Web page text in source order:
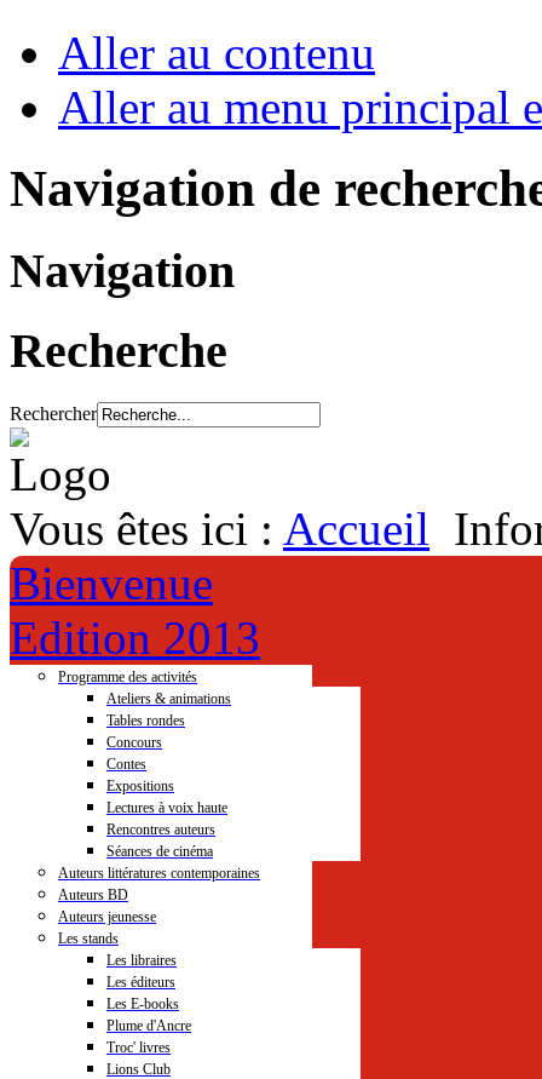
Aller au contenu
Aller au menu principal
Navigation de
Navigation
Recherche
Rechercher
Vous êtes ici : Accueil
Bienvenue
Edition 2013
Programme des activités
Ateliers & animations
Tables rondes
Concours
Contes
Expositions
Lectures à voix haute
Rencontres auteurs
Séances de cinéma
Auteurs littératures contemporaines
Auteurs BD
Auteurs jeunesse
Les stands
Les libraires
Les éditeurs
Les E-books
Plume d'Ancre
Troc' livres
Lions Club